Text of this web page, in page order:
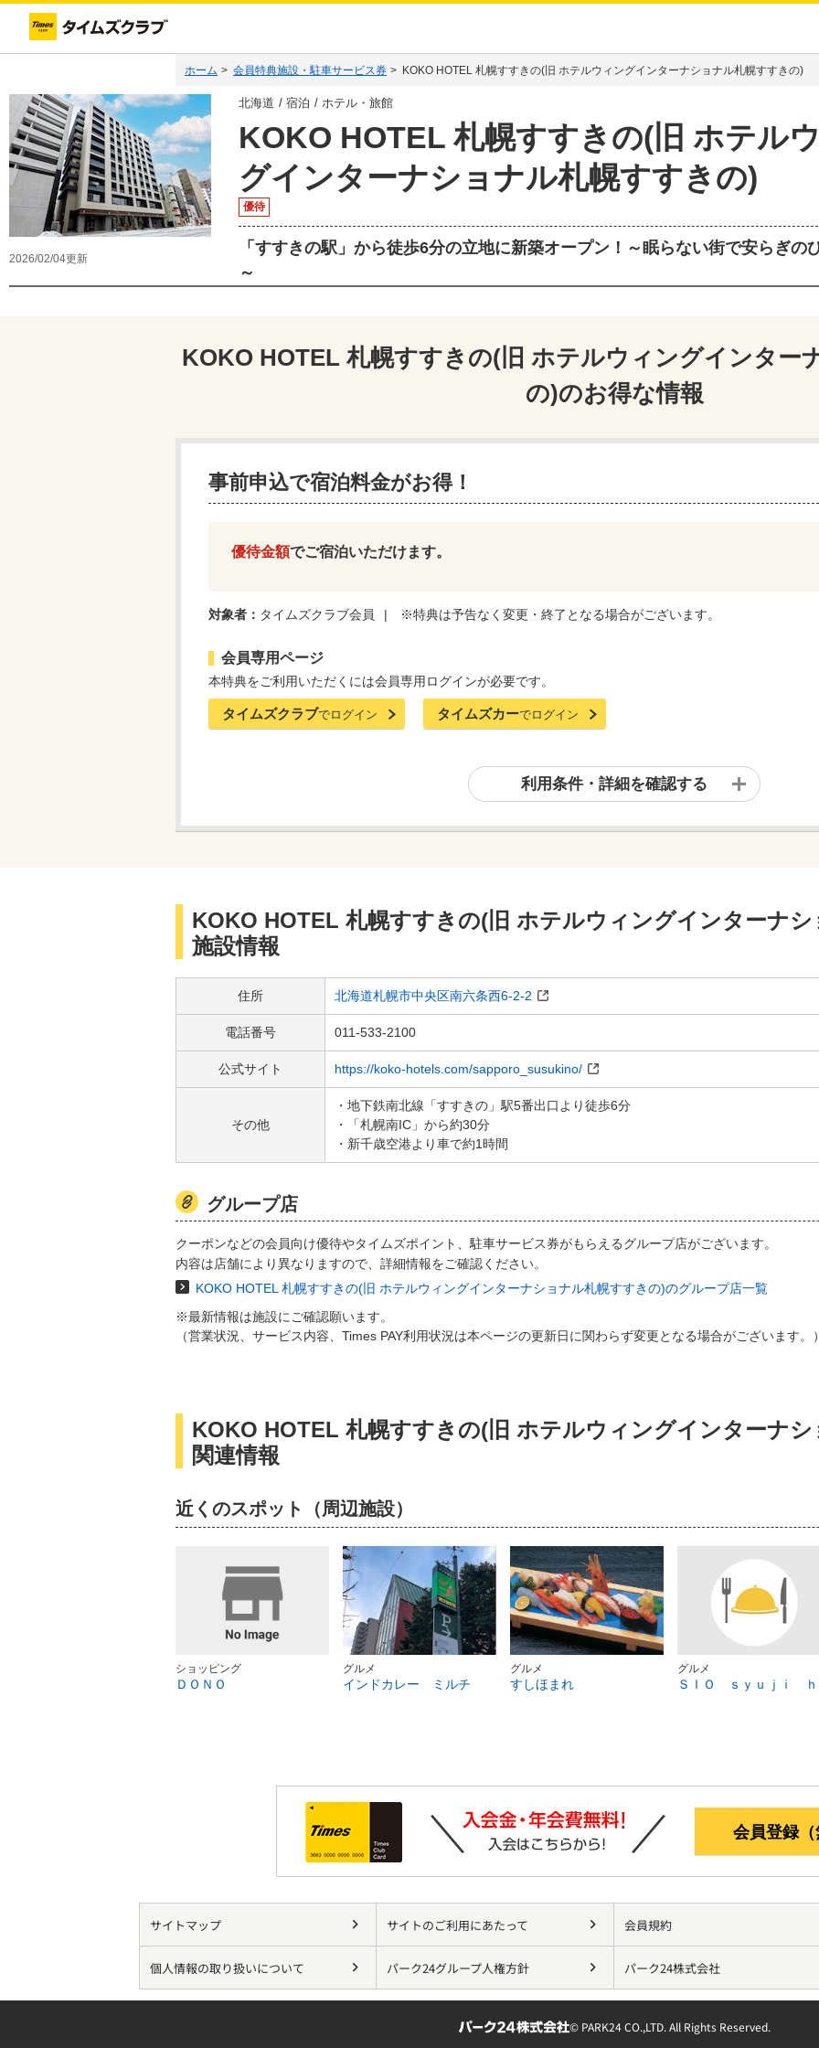
ホーム > 会員特典施設・駐車サービス券 > KOKO HOTEL 札幌すすきの(旧 ホテルウィングインターナショナル札幌すすきの)
北海道 宿泊 ホテル・旅館
KOKO HOTEL 札幌すすきの(旧 ホテル
グインターナショナル札幌すすきの)
優待
「すすきの駅」から徒歩6分の立地に新築オープン！～眠らない街で安らぎの
～
2026/02/04更新
KOKO HOTEL 札幌すすきの(旧 ホテルウィングインター
の)のお得な情報
事前申込で宿泊料金がお得！
優待金額でご宿泊いただけます。
対象者： タイムズクラブ会員 ※特典は予告なく変更・終了となる場合がございます。
会員専用ページ
本特典をご利用いただくには会員専用ログインが必要です。
タイムズクラブでログイン タイムズカーでログイン
利用条件・詳細を確認する
KOKO HOTEL 札幌すすきの(旧 ホテルウィングインターナ
施設情報
住所 北海道札幌市中央区南六条西6-2-2
電話番号 011-533-2100
公式サイト https://koko-hotels.com/sapporo_susukino/
その他
・地下鉄南北線「すすきの」駅5番出口より徒歩6分
・「札幌南IC」から約30分
・新千歳空港より車で約1時間
グループ店
クーポンなどの会員向け優待やタイムズポイント、駐車サービス券がもらえるグループ店がございます。
内容は店舗により異なりますので、詳細情報をご確認ください。
KOKO HOTEL 札幌すすきの(旧 ホテルウィングインターナショナル札幌すすきの)のグループ店一覧
※最新情報は施設にご確認願います。
（営業状況、サービス内容、Times PAY利用状況は本ページの​更新日に関わらず変更となる場合がございます。
KOKO HOTEL 札幌すすきの(旧 ホテルウィングインターナ
関連情報
近くのスポット（周辺施設）
ショッピング
ＤＯＮＯ
グルメ
インドカレー ミルチ
グルメ
すしほまれ
グルメ
会員登録
サイトマップ サイトのご利用にあたって 会員規約
個人情報の取り扱いについて パーク24グループ人権方針 パーク24株式会社
© PARK24 CO.,LTD. All Rights Reserved.